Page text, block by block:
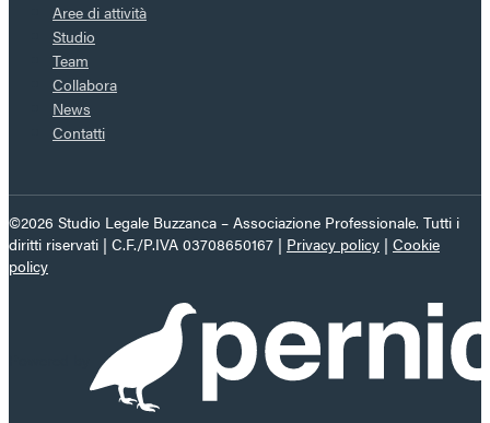
Aree di attività
Studio
Team
Collabora
News
Contatti
©2026 Studio Legale Buzzanca – Associazione Professionale. Tutti i
diritti riservati | C.F./P.IVA 03708650167 | Privacy policy | Cookie
policy